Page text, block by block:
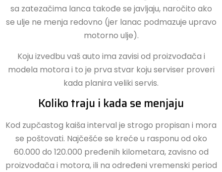
sa zatezačima lanca takođe se javljaju, naročito ako
se ulje ne menja redovno (jer lanac podmazuje upravo
motorno ulje).
Koju izvedbu vaš auto ima zavisi od proizvođača i
modela motora i to je prva stvar koju serviser proveri
kada planira veliki servis.
Koliko traju i kada se menjaju
Kod zupčastog kaiša interval je strogo propisan i mora
se poštovati. Najčešće se kreće u rasponu od oko
60.000 do 120.000 pređenih kilometara, zavisno od
proizvođača i motora, ili na određeni vremenski period